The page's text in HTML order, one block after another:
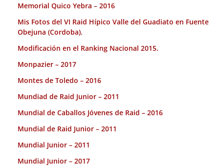
Memorial Quico Yebra – 2016
Mis Fotos del VI Raid Hípico Valle del Guadiato en Fuente
Obejuna (Cordoba).
Modificación en el Ranking Nacional 2015.
Monpazier – 2017
Montes de Toledo – 2016
Mundiad de Raid Junior – 2011
Mundial de Caballos Jóvenes de Raid – 2016
Mundial de Raid Junior – 2011
Mundial Junior – 2011
Mundial Junior – 2017